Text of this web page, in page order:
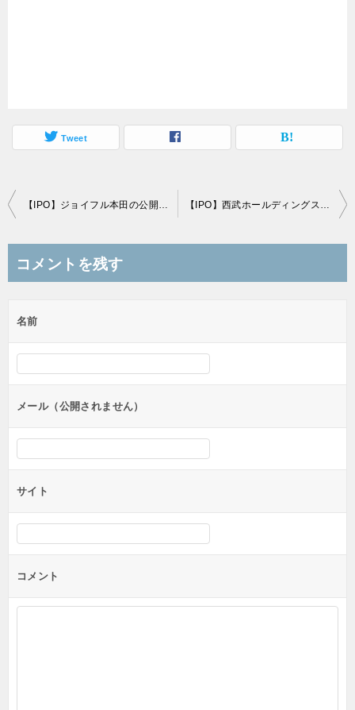
Tweet
投
ビ
ー
シ
ン
【IPO】ジョイフル本田の公開価格は仮条件の「上限」2,700円で決定 【IPO】西武ホールディングスの売出価格は仮条件の「下限」1,600円で決定
コメントを残す
名前
メール（公開されません）
サイト
コメント